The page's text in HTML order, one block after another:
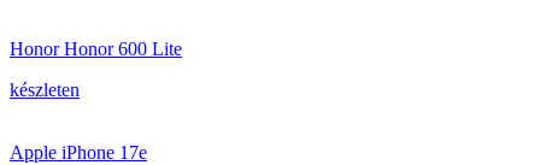
Honor Honor 600 Lite
készleten
Apple iPhone 17e